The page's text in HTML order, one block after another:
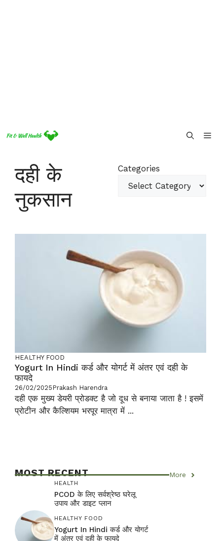
दही के
नुकसान
Categories
HEALTHY FOOD
Yogurt In Hindi कर्ड और योगर्ट में अंतर एवं दही के
फायदे
26/02/2025Prakash Harendra
दही एक मुख्य डेयरी प्रोडक्ट है जो दूध से बनाया जाता है ! इसमें
प्रोटीन और कैल्शियम भरपूर मात्रा में ...
MOST RECENT More
HEALTH
PCOD के लिए सर्वश्रेष्ठ घरेलू
उपाय और डाइट प्लान
HEALTHY FOOD
Yogurt In Hindi कर्ड और योगर्ट
में अंतर एवं दही के फायदे